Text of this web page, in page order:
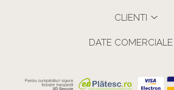
CLIENTI
DATE COMERCIALE